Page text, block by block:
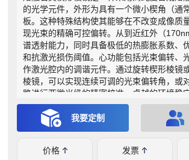
的光学元件，外形为具有一个微小楔角（通
板。这种特殊结构使其能够在不改变成像质
现光束的精确可控偏转。从到近红外（
谱透射能力，同时具备极低的热膨胀系数、
和抗激光损伤阈值。心功能包括光束偏转、
作激光腔内的调谐元件。通过旋转楔形棱镜
棱镜，可以实现连续可调的光束偏转角，或
路进行亚微米级的精密校准。卓越的环境稳
特性特别适用于紫外激光系统、高精度干涉
以及光谱分析设备等高端领域。
我要定制
价格 发票